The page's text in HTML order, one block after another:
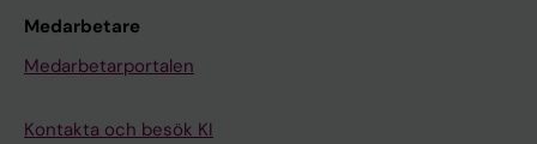
Medarbetare
Medarbetarportalen
Kontakta och besök KI